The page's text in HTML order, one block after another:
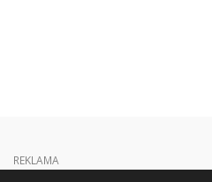
REKLAMA